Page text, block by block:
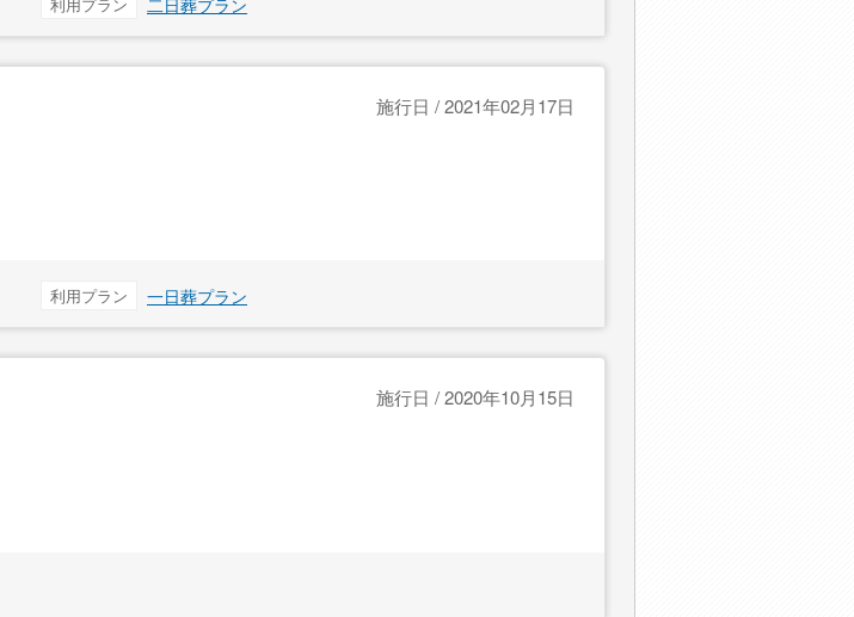
施行日 / 2021年02月17日
利用プラン 一日葬プラン
施行日 / 2020年10月15日